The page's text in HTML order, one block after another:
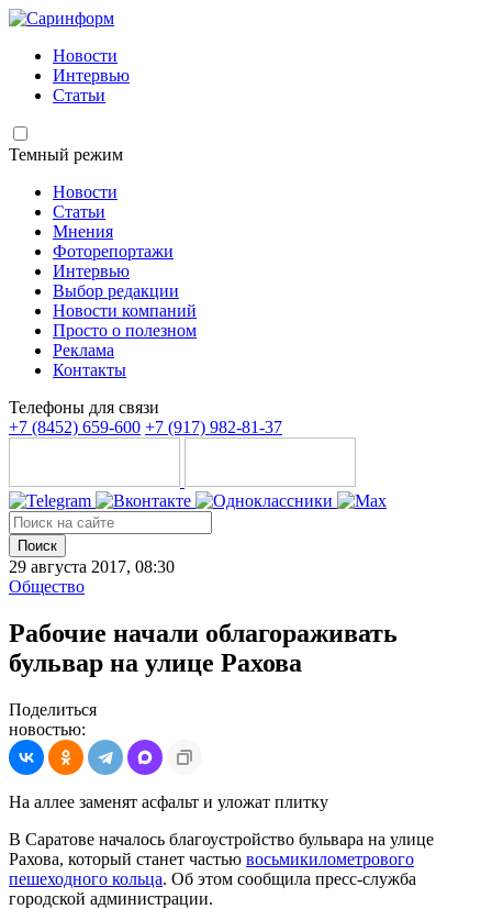
Новости
Интервью
Статьи
Темный режим
Новости
Статьи
Мнения
Фоторепортажи
Интервью
Выбор редакции
Новости компаний
Просто о полезном
Реклама
Контакты
Телефоны для связи
+7 (8452) 659-600 +7 (917) 982-81-37
Поиск
29 августа 2017, 08:30
Общество
Рабочие начали облагораживать
бульвар на улице Рахова
Поделиться
новостью:
На аллее заменят асфальт и уложат плитку
В Саратове началось благоустройство бульвара на улице
Рахова, который станет частью восьмикилометрового
пешеходного кольца. Об этом сообщила пресс-служба
городской администрации.